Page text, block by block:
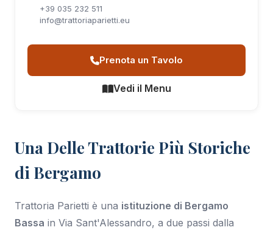
Una Delle Trattorie Più Storiche
di Bergamo
Trattoria Parietti è una istituzione di Bergamo
Bassa in Via Sant'Alessandro, a due passi dalla
+39 035 232 511
info@trattoriaparietti.eu
Prenota un Tavolo
Vedi il Menu